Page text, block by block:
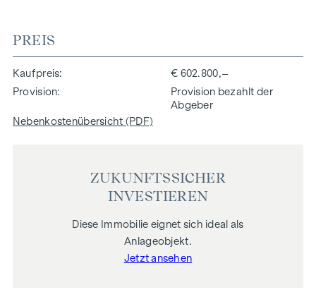
PREIS
Kaufpreis
€ 602.800,–
Provision
Provision bezahlt der
Abgeber
Nebenkostenübersicht (PDF)
ZUKUNFTSSICHER
INVESTIEREN
Diese Immobilie eignet sich ideal als
Anlageobjekt.
Jetzt ansehen